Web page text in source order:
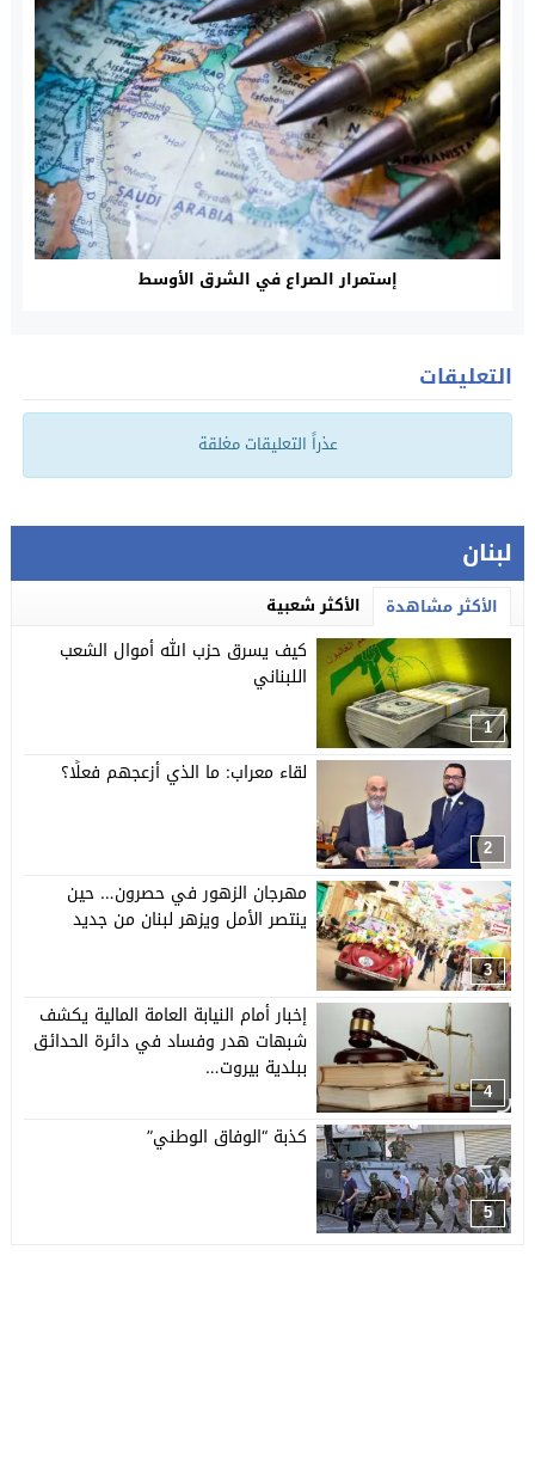
إستمرار الصراع في الشرق الأوسط
التعليقات
عذراً التعليقات مغلقة
لبنان
الأكثر مشاهدة الأكثر شعبية
1
كيف يسرق حزب الله أموال الشعب
اللبناني
2
لقاء معراب: ما الذي أزعجهم فعلًا؟
3
مهرجان الزهور في حصرون… حين
ينتصر الأمل ويزهر لبنان من جديد
4
إخبار أمام النيابة العامة المالية يكشف
شبهات هدر وفساد في دائرة الحدائق
ببلدية بيروت…
5
كذبة “الوفاق الوطني”